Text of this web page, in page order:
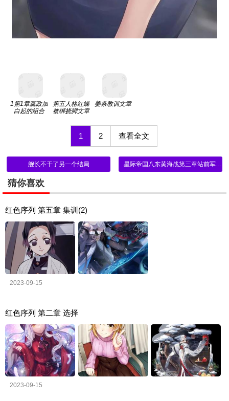
1第1章嬴政加
白起的组合
第五人格红蝶
被绑挠脚文章
姜条教训文章
1 2 查看全文
舰长不干了另一个结局 星际帝国八东黄海战第三章站前军事会议
猜你喜欢
红色序列 第五章 集训(2)
2023-09-15
红色序列 第二章 选择
2023-09-15